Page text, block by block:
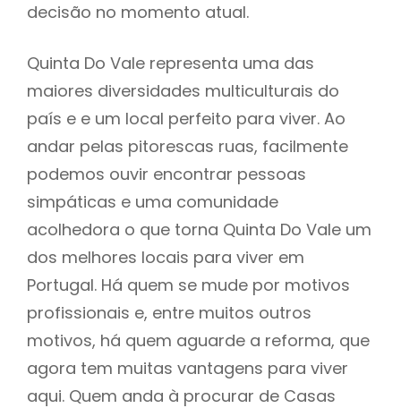
decisão no momento atual.
Quinta Do Vale representa uma das
maiores diversidades multiculturais do
país e e um local perfeito para viver. Ao
andar pelas pitorescas ruas, facilmente
podemos ouvir encontrar pessoas
simpáticas e uma comunidade
acolhedora o que torna Quinta Do Vale um
dos melhores locais para viver em
Portugal. Há quem se mude por motivos
profissionais e, entre muitos outros
motivos, há quem aguarde a reforma, que
agora tem muitas vantagens para viver
aqui. Quem anda à procurar de Casas